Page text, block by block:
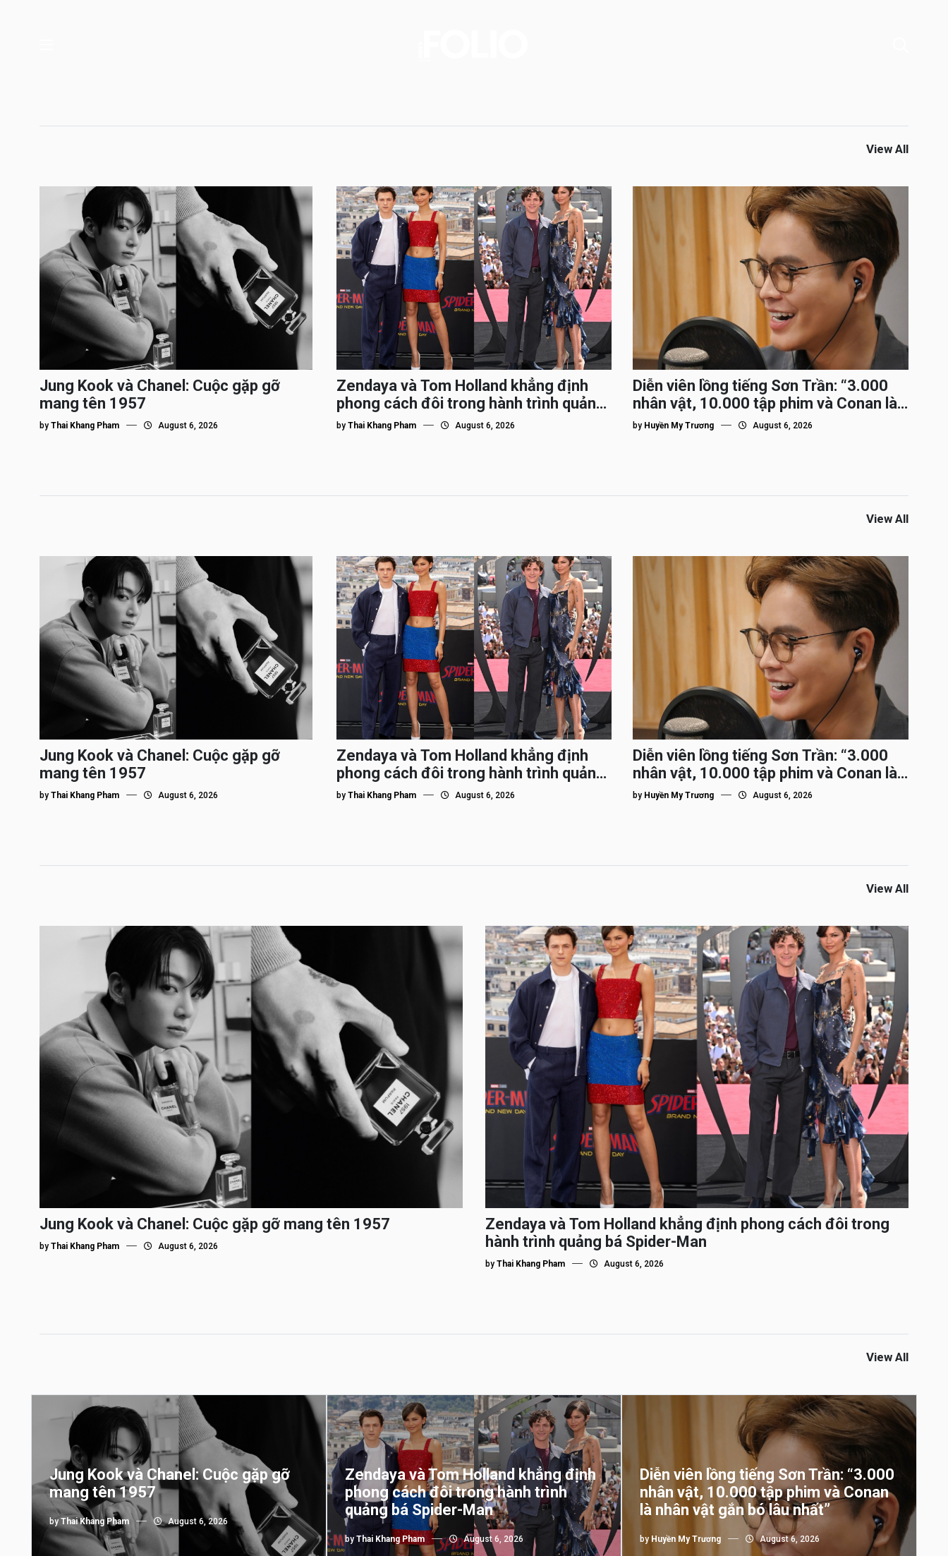
View All
Jung Kook và Chanel: Cuộc gặp gỡ
mang tên 1957
by Thai Khang Pham August 6, 2026
Zendaya và Tom Holland khẳng định
phong cách đôi trong hành trình quảng
bá Spider-Man
by Thai Khang Pham August 6, 2026
Diễn viên lồng tiếng Sơn Trần: “3.000
nhân vật, 10.000 tập phim và Conan là
nhân vật gắn bó lâu nhất”
by Huyền My Trương August 6, 2026
View All
Jung Kook và Chanel: Cuộc gặp gỡ
mang tên 1957
by Thai Khang Pham August 6, 2026
Zendaya và Tom Holland khẳng định
phong cách đôi trong hành trình quảng
bá Spider-Man
by Thai Khang Pham August 6, 2026
Diễn viên lồng tiếng Sơn Trần: “3.000
nhân vật, 10.000 tập phim và Conan là
nhân vật gắn bó lâu nhất”
by Huyền My Trương August 6, 2026
View All
Jung Kook và Chanel: Cuộc gặp gỡ mang tên 1957
by Thai Khang Pham August 6, 2026
Zendaya và Tom Holland khẳng định phong cách đôi trong
hành trình quảng bá Spider-Man
by Thai Khang Pham August 6, 2026
View All
Jung Kook và Chanel: Cuộc gặp gỡ
mang tên 1957
by Thai Khang Pham August 6, 2026
Zendaya và Tom Holland khẳng định
phong cách đôi trong hành trình
quảng bá Spider-Man
by Thai Khang Pham August 6, 2026
Diễn viên lồng tiếng Sơn Trần: “3.000
nhân vật, 10.000 tập phim và Conan
là nhân vật gắn bó lâu nhất”
by Huyền My Trương August 6, 2026